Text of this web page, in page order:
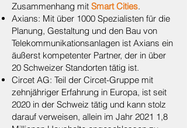
Zusammenhang mit Smart Cities.
Axians: Mit über 1000 Spezialisten für die
Planung, Gestaltung und den Bau von
Telekommunikationsanlagen ist Axians ein
äußerst kompetenter Partner, der in über
20 Schweizer Standorten tätig ist.
Circet AG: Teil der Circet-Gruppe mit
zehnjähriger Erfahrung in Europa, ist seit
2020 in der Schweiz tätig und kann stolz
darauf verweisen, allein im Jahr 2021 1,8